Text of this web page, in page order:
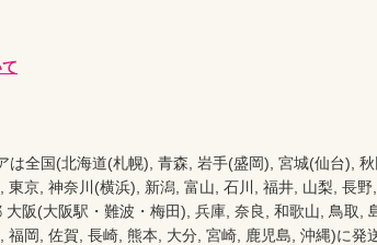
は全国(北海道(札幌), 青森, 岩手(盛岡), 宮城(仙台), 秋
東京, 神奈川(横浜), 新潟, 富山, 石川, 福井, 山梨, 長野
阪(大阪駅・難波・梅田), 兵庫, 奈良, 和歌山, 鳥取,
福岡, 佐賀, 長崎, 熊本, 大分, 宮崎, 鹿児島, 沖縄)に発